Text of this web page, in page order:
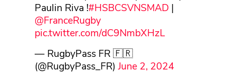
Paulin Riva !#HSBCSVNSMAD|
@FranceRugby
pic.twitter.com/dC9NmbXHzL
— RugbyPass FR 🇫🇷
(@RugbyPass_FR) June 2, 2024